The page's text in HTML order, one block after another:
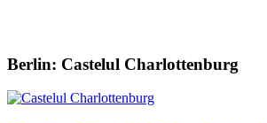
Berlin: Castelul Charlottenburg